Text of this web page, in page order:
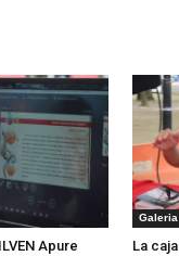
Apure
Galeria
La